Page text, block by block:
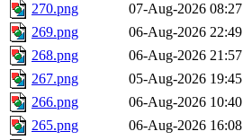
270.png
07-Aug-2026 08:27
269.png
06-Aug-2026 22:49
268.png
06-Aug-2026 21:57
267.png
05-Aug-2026 19:45
266.png
06-Aug-2026 10:40
265.png
06-Aug-2026 16:08